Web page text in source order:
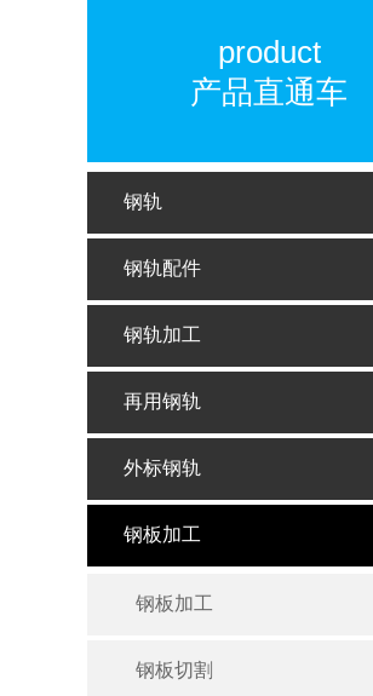
product
产品直通车
钢轨
钢轨配件
钢轨加工
再用钢轨
外标钢轨
钢板加工
钢板加工
钢板切割